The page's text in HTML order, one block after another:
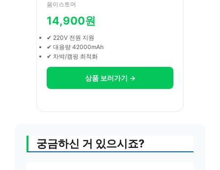
움이스토어
14,900원
✔ 220V 전원 지원
✔ 대용량 42000mAh
✔ 차박/캠핑 최적화
상품 보러가기 →
궁금하신 거 있으시죠?